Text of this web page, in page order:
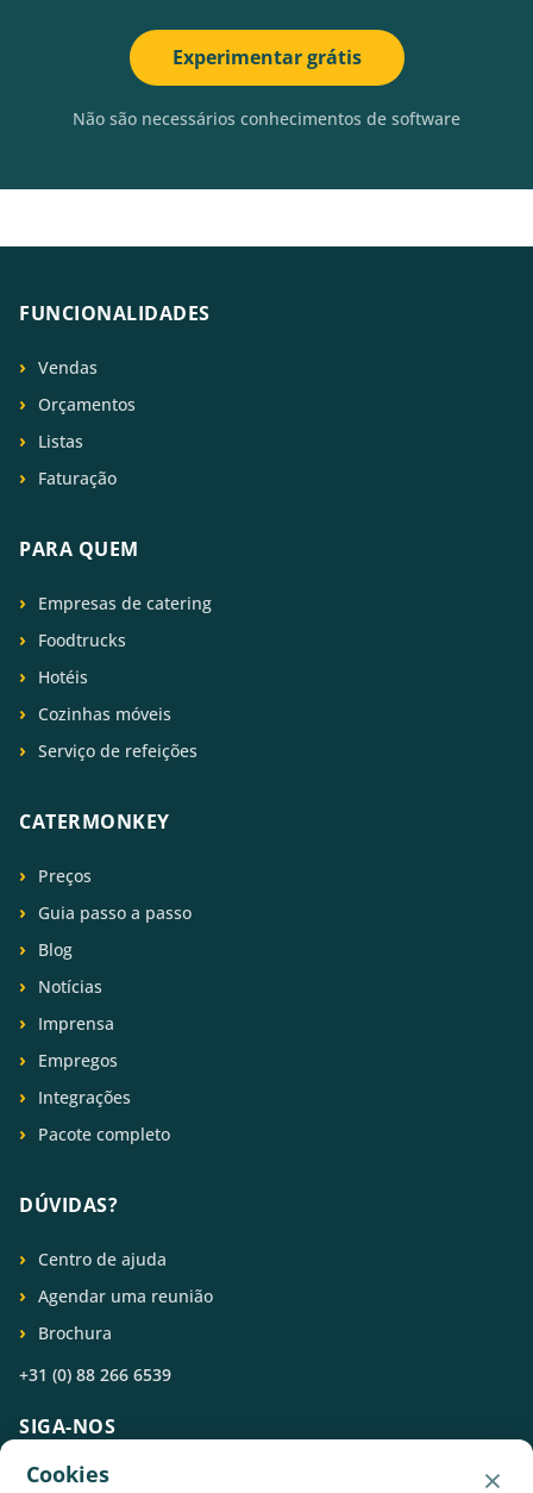
Experimentar grátis
Não são necessários conhecimentos de software
FUNCIONALIDADES
Vendas
Orçamentos
Listas
Faturação
PARA QUEM
Empresas de catering
Foodtrucks
Hotéis
Cozinhas móveis
Serviço de refeições
CATERMONKEY
Preços
Guia passo a passo
Blog
Notícias
Imprensa
Empregos
Integrações
Pacote completo
DÚVIDAS?
Centro de ajuda
Agendar uma reunião
Brochura
+31 (0) 88 266 6539
SIGA-NOS
Cookies ×